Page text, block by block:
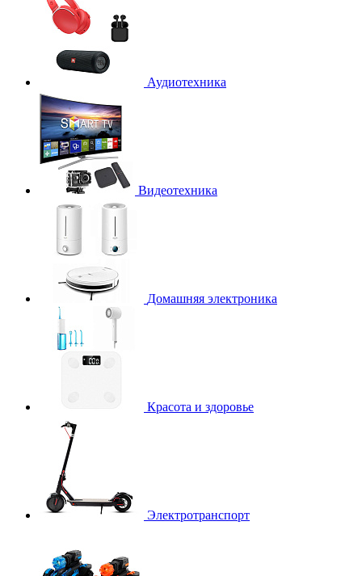
Аудиотехника
Видеотехника
Домашняя электроника
Красота и здоровье
Электротранспорт